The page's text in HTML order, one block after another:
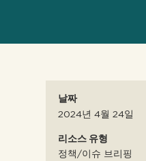
날짜
2024년 4월 24일
리소스 유형
정책/이슈 브리핑